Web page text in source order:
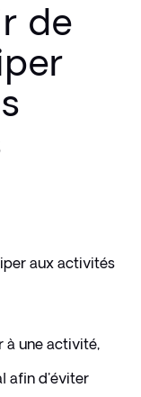
de
aux activités
à une activité,
afin d'éviter